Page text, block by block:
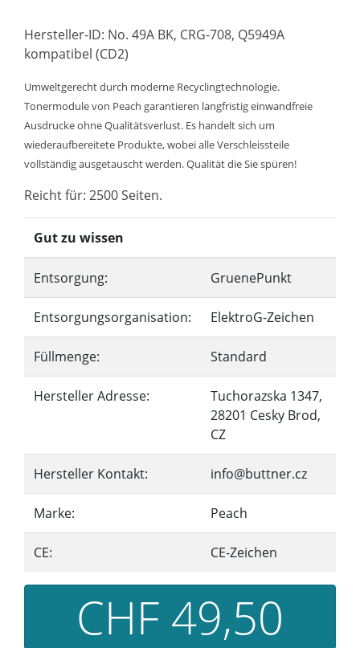
Hersteller-ID: No. 49A BK, CRG-708, Q5949A
kompatibel (CD2)
Umweltgerecht durch moderne Recyclingtechnologie.
Tonermodule von Peach garantieren langfristig einwandfreie
Ausdrucke ohne Qualitätsverlust. Es handelt sich um
wiederaufbereitete Produkte, wobei alle Verschleissteile
vollständig ausgetauscht werden. Qualität die Sie spüren!
Reicht für: 2500 Seiten.
Gut zu wissen
Entsorgung: GruenePunkt
Entsorgungsorganisation: ElektroG-Zeichen
Füllmenge: Standard
Hersteller Adresse:
Tuchorazska 1347,
28201 Cesky Brod,
CZ
Hersteller Kontakt: info@buttner.cz
Marke: Peach
CE: CE-Zeichen
CHF 49,50